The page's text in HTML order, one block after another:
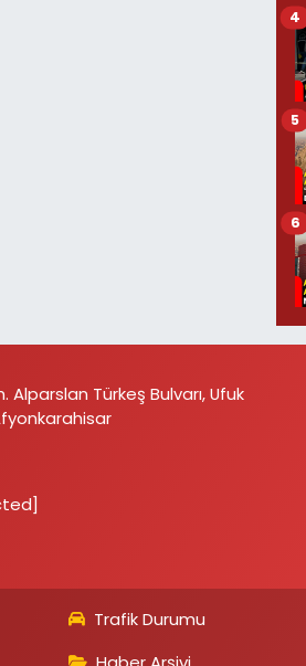
4
5
6
Alparslan Türkeş Bulvarı, Ufuk
Trafik Durumu